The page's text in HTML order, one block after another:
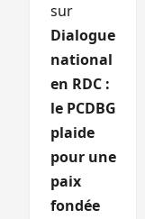
sur
Dialogue
national
en RDC :
le PCDBG
plaide
pour une
paix
fondée